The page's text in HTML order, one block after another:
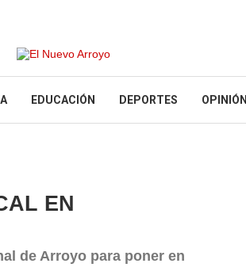
EDUCACIÓN DEPORTES OPINIÓN
EN
de Arroyo para poner en